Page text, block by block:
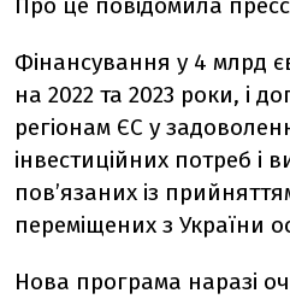
Фінансування у 4 млрд
на 2022 та 2023 роки, і
регіонам ЄС у
інвестиційних потреб і
пов’язаних із
переміщених з України
Нова програма наразі